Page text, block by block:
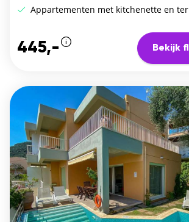
Appartementen met kitchenette en
445,- Bekijk